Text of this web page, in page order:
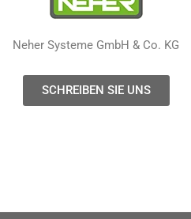
Neher Systeme GmbH & Co. KG
SCHREIBEN SIE UNS